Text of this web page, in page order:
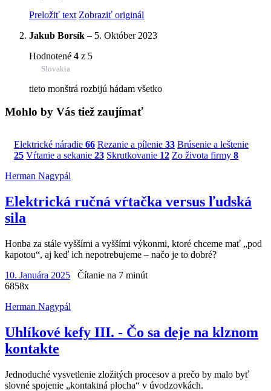
Preložiť text Zobraziť originál
Jakub Borsík – 5. Október 2023
Hodnotené 4 z 5
Slovakia
tieto monštrá rozbijú hádam všetko
Mohlo by Vás tiež zaujímať
Elektrické náradie 66 Rezanie a pílenie 33 Brúsenie a leštenie
25 Vŕtanie a sekanie 23 Skrutkovanie 12 Zo života firmy 8
Herman Nagypál
Elektrická ručná vŕtačka versus ľudská
sila
Honba za stále vyššími a vyššími výkonmi, ktoré chceme mať „pod
kapotou“, aj keď ich nepotrebujeme – načo je to dobré?
10. Januára 2025
Čítanie na 7 minút
6858x
Herman Nagypál
Uhlíkové kefy III. - Čo sa deje na klznom
kontakte
Jednoduché vysvetlenie zložitých procesov a prečo by malo byť
slovné spojenie „kontaktná plocha“ v úvodzovkách.